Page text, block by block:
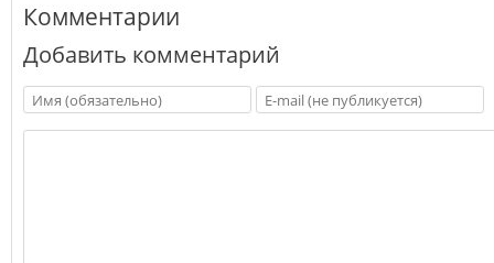
Комментарии
Добавить комментарий